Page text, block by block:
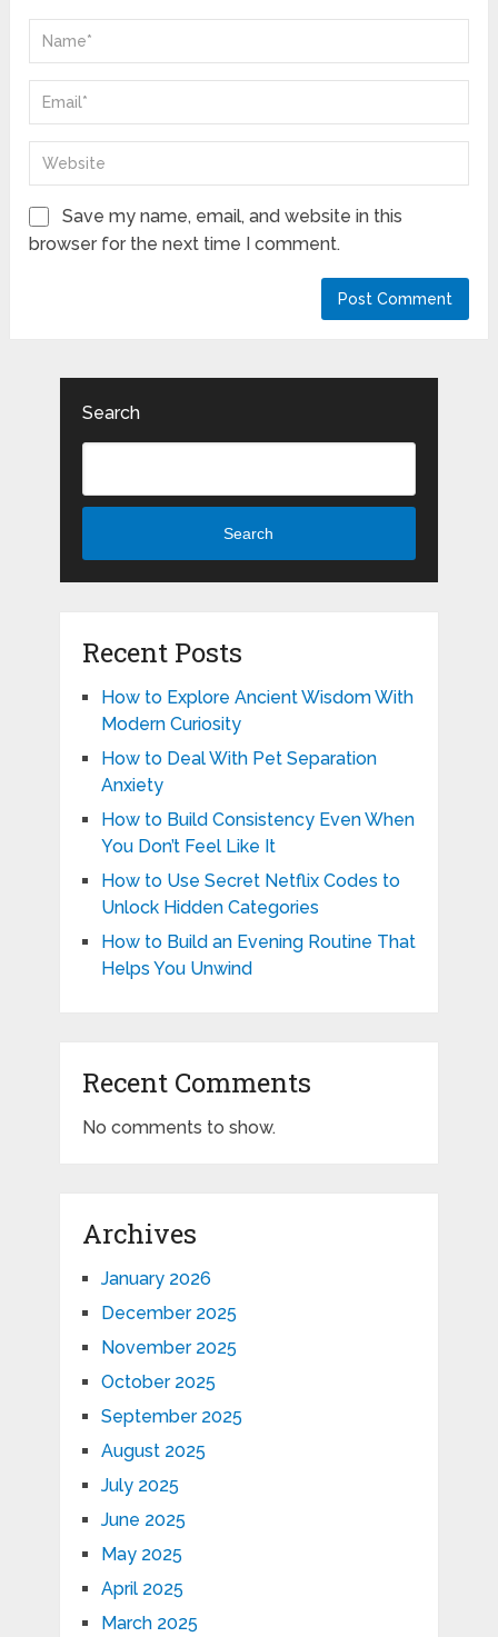
Save my name, email, and website in this
browser for the next time I comment.
Search
Search
Recent Posts
How to Explore Ancient Wisdom With
Modern Curiosity
How to Deal With Pet Separation
Anxiety
How to Build Consistency Even When
You Don’t Feel Like It
How to Use Secret Netflix Codes to
Unlock Hidden Categories
How to Build an Evening Routine That
Helps You Unwind
Recent Comments
No comments to show.
Archives
January 2026
December 2025
November 2025
October 2025
September 2025
August 2025
July 2025
June 2025
May 2025
April 2025
March 2025